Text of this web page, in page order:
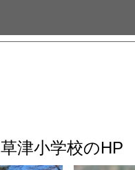
草津小学校のHP